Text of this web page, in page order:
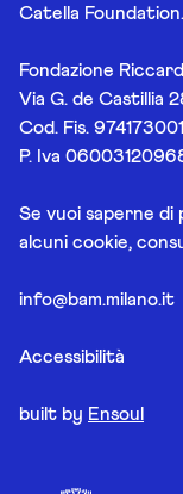
Catella Foundation.
Fondazione
Via G. de Castillia
Cod. Fis.
P. Iva
Se vuoi saperne di
alcuni cookie,
info@bam.milano.it
Accessibilità
built by Ensoul